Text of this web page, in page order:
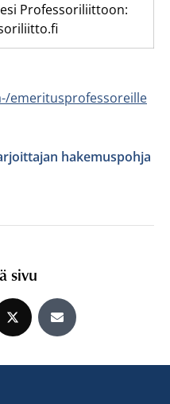
Professoriliittoon:
emeritusprofessoreille
hakemuspohja
sivu
Jaa X:ssäJaa sähköpostitse